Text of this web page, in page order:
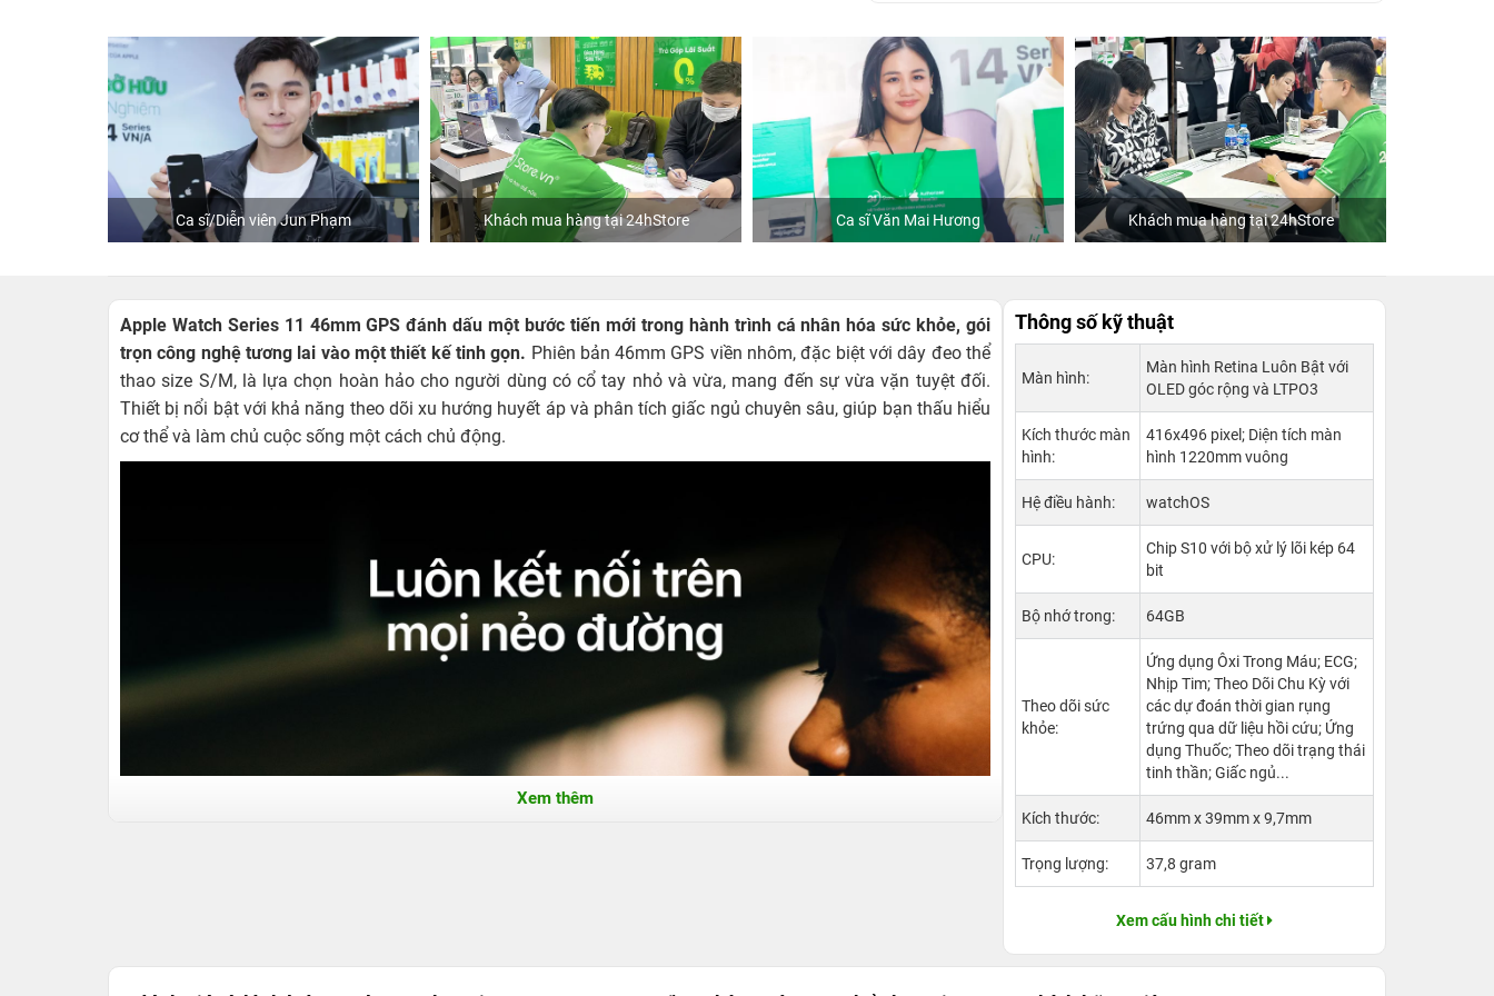
Ca sĩ/Diễn viên Jun Phạm Khách mua hàng tại 24hStore Ca sĩ Văn Mai Hương Khách mua hàng tại 24hStore Hoa hậu Tiểu Vy
Apple Watch Series 11 46mm GPS đánh dấu một bước tiến mới trong hành trình cá nhân hóa sức khỏe, gói
trọn công nghệ tương lai vào một thiết kế tinh gọn. Phiên bản 46mm GPS viền nhôm, đặc biệt với dây đeo thể
thao size S/M, là lựa chọn hoàn hảo cho người dùng có cổ tay nhỏ và vừa, mang đến sự vừa vặn tuyệt đối.
Thiết bị nổi bật với khả năng theo dõi xu hướng huyết áp và phân tích giấc ngủ chuyên sâu, giúp bạn thấu hiểu
cơ thể và làm chủ cuộc sống một cách chủ động.
Xem thêm
Thông số kỹ thuật
Màn hình:
Màn hình Retina Luôn Bật với
OLED góc rộng và LTPO3
Kích thước màn
hình:
416x496 pixel; Diện tích màn
hình 1220mm vuông
Hệ điều hành: watchOS
CPU:
Chip S10 với bộ xử lý lõi kép 64
bit
Bộ nhớ trong: 64GB
Theo dõi sức
khỏe:
Ứng dụng Ôxi Trong Máu; ECG;
Nhịp Tim; Theo Dõi Chu Kỳ với
các dự đoán thời gian rụng
trứng qua dữ liệu hồi cứu; Ứng
dụng Thuốc; Theo dõi trạng thái
tinh thần; Giấc ngủ...
Kích thước: 46mm x 39mm x 9,7mm
Trọng lượng: 37,8 gram
Xem cấu hình chi tiết